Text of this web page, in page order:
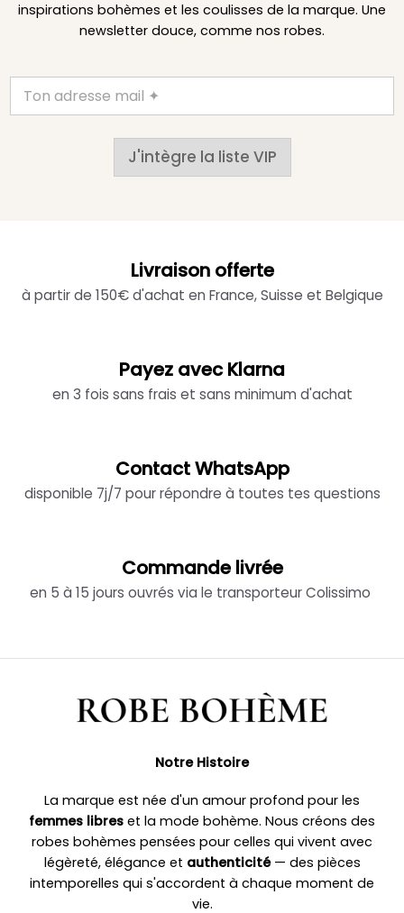
inspirations bohèmes et les coulisses de la marque. Une
newsletter douce, comme nos robes.
J'intègre la liste VIP
Livraison offerte
à partir de 150€ d'achat en France, Suisse et Belgique
Payez avec Klarna
en 3 fois sans frais et sans minimum d'achat
Contact WhatsApp
disponible 7j/7 pour répondre à toutes tes questions
Commande livrée
en 5 à 15 jours ouvrés via le transporteur Colissimo
Notre Histoire
La marque est née d'un amour profond pour les
femmes libres et la mode bohème. Nous créons des
robes bohèmes pensées pour celles qui vivent avec
légèreté, élégance et authenticité— des pièces
intemporelles qui s'accordent à chaque moment de
vie.